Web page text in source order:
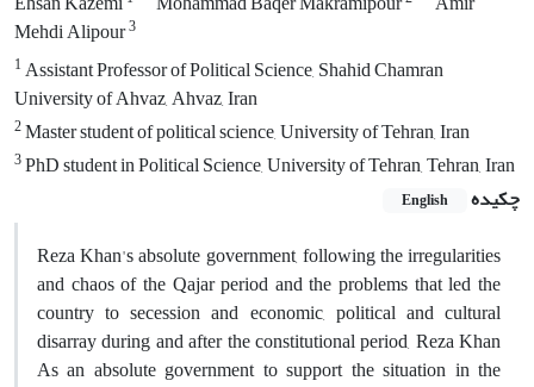
Mehdi Alipour3
1Assistant Professor of Political Science, Shahid Chamran
University of Ahvaz, Ahvaz, Iran
2Master student of political science, University of Tehran, Iran
3PhD student in Political Science, University of Tehran, Tehran, Iran
چکیده
English
Reza Khan's absolute government, following the irregularities
and chaos of the Qajar period and the problems that led the
country to secession and economic, political and cultural
disarray during and after the constitutional period, Reza Khan
As an absolute government to support the situation in the